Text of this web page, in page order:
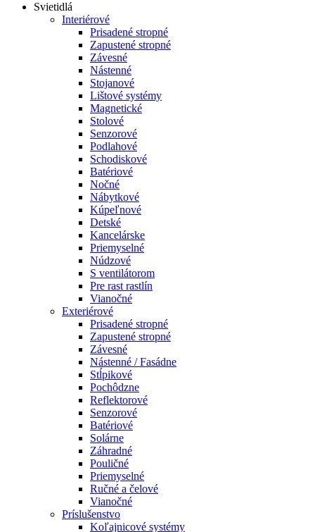
Svietidlá
Interiérové
Prisadené stropné
Zapustené stropné
Závesné
Nástenné
Stojanové
Lištové systémy
Magnetické
Stolové
Senzorové
Podlahové
Schodiskové
Batériové
Nočné
Nábytkové
Kúpeľnové
Detské
Kancelárske
Priemyselné
Núdzové
S ventilátorom
Pre rast rastlín
Vianočné
Exteriérové
Prisadené stropné
Zapustené stropné
Závesné
Nástenné / Fasádne
Stĺpikové
Pochôdzne
Reflektorové
Senzorové
Batériové
Solárne
Záhradné
Pouličné
Priemyselné
Ručné a čelové
Vianočné
Príslušenstvo
Koľajnicové systémy